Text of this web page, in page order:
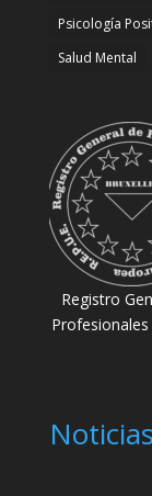
Psicología
Salud Mental
Registro
Profesionales
Noticias